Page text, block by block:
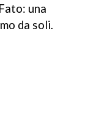
una
da soli.